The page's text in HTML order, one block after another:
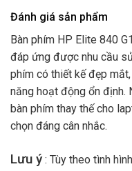
Đánh giá sản phẩm
Bàn phím HP Elite 840
đáp ứng được nhu cầu
phím có thiết kế đẹp
năng hoạt động ổn định.
bàn phím thay thế cho
chọn đáng cân nhắc.
Lưu ý: Tùy theo tình